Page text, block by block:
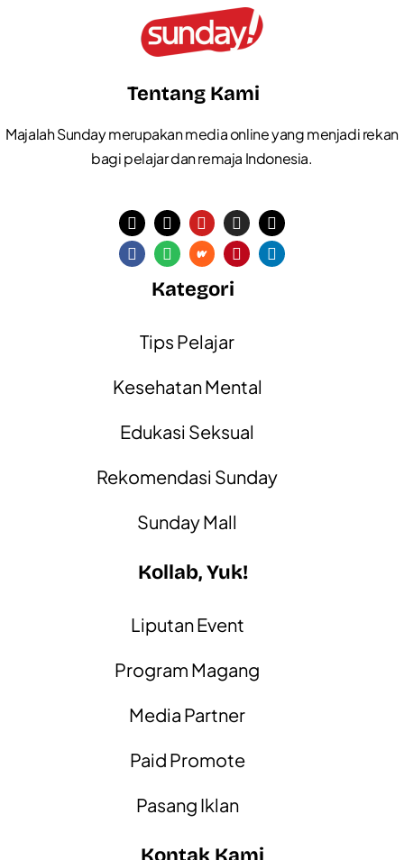
Tentang Kami
Majalah Sunday merupakan media online yang menjadi rekan
bagi pelajar dan remaja Indonesia.
Kategori
Tips Pelajar
Kesehatan Mental
Edukasi Seksual
Rekomendasi Sunday
Sunday Mall
Kollab, Yuk!
Liputan Event
Program Magang
Media Partner
Paid Promote
Pasang Iklan
Kontak Kami